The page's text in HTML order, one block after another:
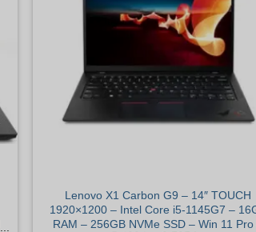
Lenovo X1 Carbon G9 – 14″ TOUCH
1920×1200 – Intel Core i5-1145G7 –
RAM – 256GB NVMe SSD – Win 11 Pro